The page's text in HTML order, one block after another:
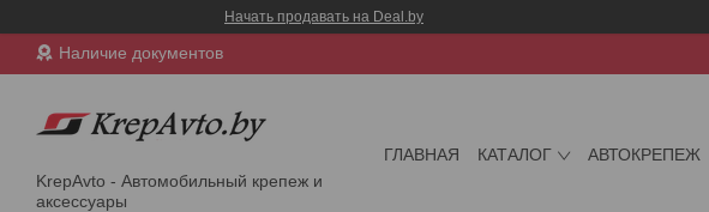
Начать продавать на Deal.by
Наличие документов
KrepAvto - Автомобильный крепеж и
аксессуары
ГЛАВНАЯ КАТАЛОГ АВТОКРЕПЕЖ